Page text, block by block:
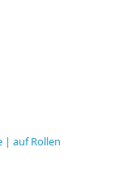
| auf Rollen